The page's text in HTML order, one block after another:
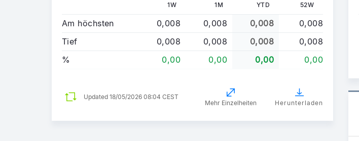
1W 1M YTD 52W
Am höchsten 0,008 0,008 0,008
0,008
Tief
0,008 0,008 0,008
0,008
%
0,00 0,00 0,00 0,00
Updated 18/05/2026 08:04 CEST
Mehr Einzelheiten
Herunterladen